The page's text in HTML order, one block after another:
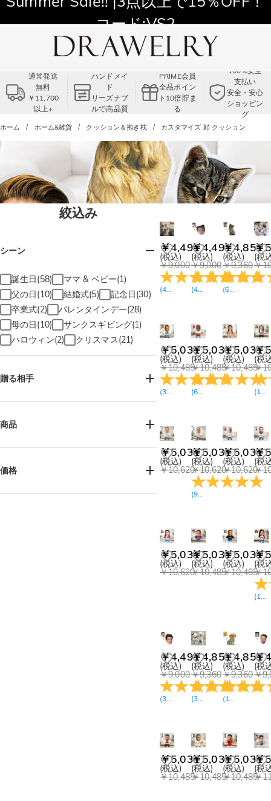
コード:VS2
通常発送
無料
￥11,700
以上+
ハンドメイ
ド
リーズナブ
ルで高品質
PRIME会員
全品ポイン
ト10倍貯ま
る
100%安全
支払い
安全・安心
ショッピン
グ
ホーム ホーム&雑貨 クッション＆抱き枕 カスタマイズ 顔 クッション
絞込み
シーン
誕生日(58)
ママ & ベビー(1)
父の日(10)
結婚式(5)
記念日(30)
卒業式(2)
バレンタインデー(28)
母の日(10)
サンクスギビング(1)
ハロウィン(2)
クリスマス(21)
贈る相手
お母様へ(13)
ご友人へ(40)
メモリアル(7)
商品
価格
￥4,491
(税込)
￥9,000
(46 レビュー
￥4,491
(税込)
￥9,000
(47 レビュー
￥4,851
(税込)
￥9,360
(66
￥
(税
￥
￥5,031
(税込)
￥10,485
(32 レビュー
￥5,031
(税込)
￥10,485
(6
￥5,031
(税込)
￥10,485
￥
(税
￥
(11
￥5,031
(税込)
￥10,620
￥5,031
(税込)
￥10,620
(9
￥5,031
(税込)
￥10,620
￥
(税
￥
￥5,031
(税込)
￥10,620
￥5,031
(税込)
￥10,485
￥5,031
(税込)
￥10,485
￥
(税
￥
(13
￥4,491
(税込)
￥9,000
(31 レビュー
￥4,851
(税込)
￥9,360
(36 レビュー
￥4,851
(税込)
￥9,360
(17
￥
(税
￥
￥5,031
(税込)
￥10,485
￥5,031
(税込)
￥10,485
￥5,031
(税込)
￥10,485
￥
(税
￥